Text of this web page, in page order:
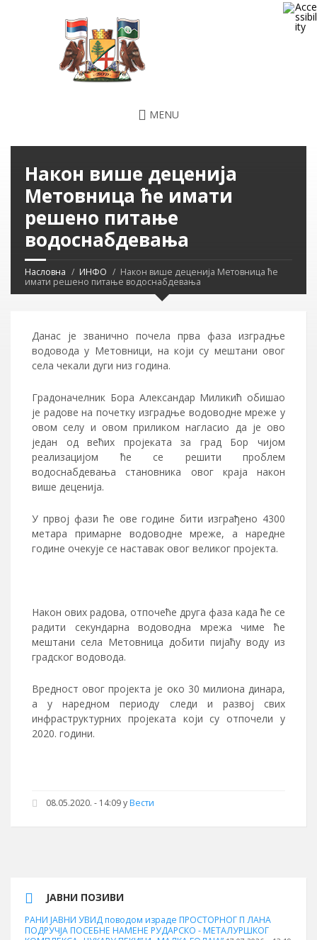
MENU
Након више деценија
Метовница ће имати
решено питање
водоснабдевања
Насловна ИНФО
Након више деценија Метовница ће
имати решено питање водоснабдевања
Данас је званично почела прва фаза изградње
водовода у Метовници, на који су мештани овог
села чекали дуги низ година.
Градоначелник Бора Александар Миликић обишао
је радове на почетку изградње водоводне мреже у
овом селу и овом приликом нагласио да је ово
један од већих пројеката за град Бор чијом
реализацијом ће се решити проблем
водоснабдевања становника овог краја након
више деценија.
У првој фази ће ове године бити изграђено 4300
метара примарне водоводне мреже, а наредне
године очекује се наставак овог великог пројекта.
Након ових радова, отпочеће друга фаза када ће се
радити секундарна водоводна мрежа чиме ће
мештани села Метовница добити пијаћу воду из
градског водовода.
Вредност овог пројекта је око 30 милиона динара,
а у наредном периоду следи и развој свих
инфраструктурних пројеката који су отпочели у
2020. години.
08.05.2020. - 14:09 уВести
ЈАВНИ ПОЗИВИ
РАНИ ЈАВНИ УВИД поводом израде ПРОСТОРНОГ П ЛАНА
ПОДРУЧЈА ПОСЕБНЕ НАМЕНЕ РУДАРСКО - МЕТАЛУРШКОГ